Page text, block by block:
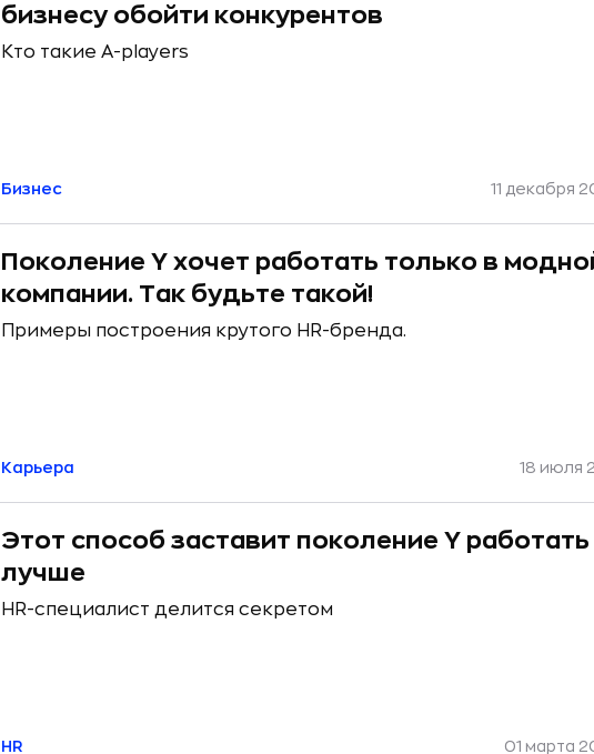
бизнесу обойти конкурентов
Кто такие A-players
Бизнес 11 декабря
Поколение Y хочет работать только в
компании. Так будьте такой!
​Примеры построения крутого HR-бренда.
Карьера 18 июля
Этот способ заставит поколение Y работать
лучше
HR-специалист делится секретом
HR 01 марта